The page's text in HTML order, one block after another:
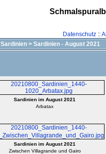
Datenschutz ::
Sardinien > Sardinien - August 2021
Sardinien im August 2021
Arbatax
Sardinien im August 2021
Zwischen Villagrande und Gairo